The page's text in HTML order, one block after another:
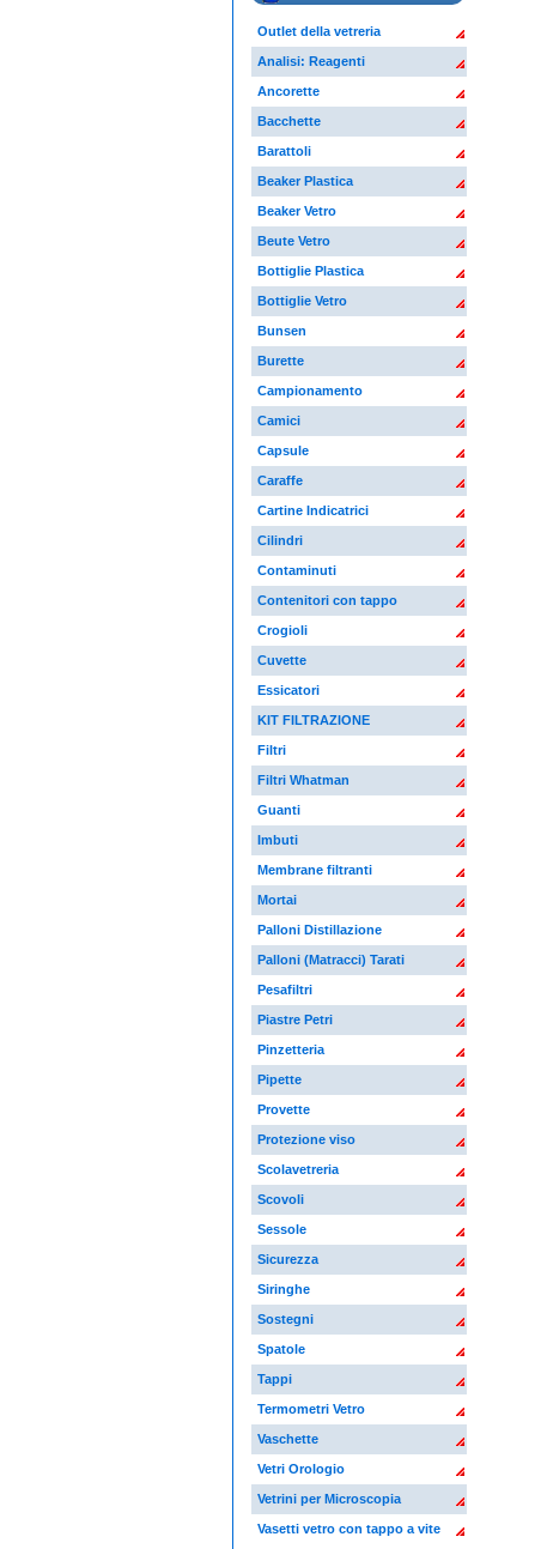
Outlet della vetreria
Analisi: Reagenti
Ancorette
Bacchette
Barattoli
Beaker Plastica
Beaker Vetro
Beute Vetro
Bottiglie Plastica
Bottiglie Vetro
Bunsen
Burette
Campionamento
Camici
Capsule
Caraffe
Cartine Indicatrici
Cilindri
Contaminuti
Contenitori con tappo
Crogioli
Cuvette
Essicatori
KIT FILTRAZIONE
Filtri
Filtri Whatman
Guanti
Imbuti
Membrane filtranti
Mortai
Palloni Distillazione
Palloni (Matracci) Tarati
Pesafiltri
Piastre Petri
Pinzetteria
Pipette
Provette
Protezione viso
Scolavetreria
Scovoli
Sessole
Sicurezza
Siringhe
Sostegni
Spatole
Tappi
Termometri Vetro
Vaschette
Vetri Orologio
Vetrini per Microscopia
Vasetti vetro con tappo a vite